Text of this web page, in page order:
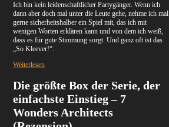
Ich bin kein leidenschaftlicher Partygänger. Wenn ich
dann aber doch mal unter die Leute gehe, nehme ich mal
gerne sicherheitshalber ein Spiel mit, das ich mit
wenigen Worten erklären kann und von dem ich weiß,
dass es für gute Stimmung sorgt. Und ganz oft ist das
„So Kleever!“.
Weiterlesen
Die größte Box der Serie, der
einfachste Einstieg – 7
Wonders Architects